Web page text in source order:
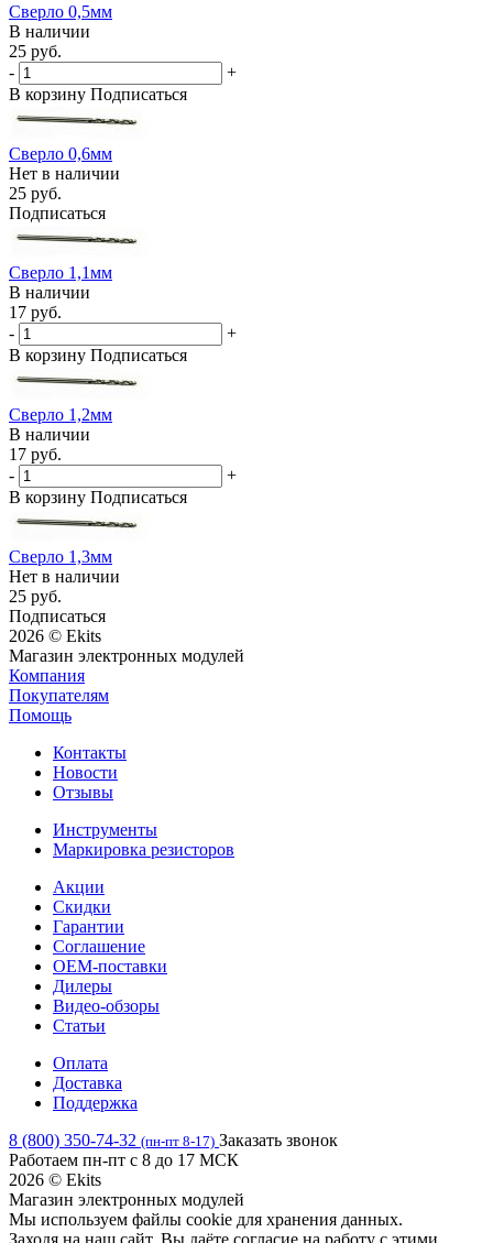
Сверло 0,5мм
В наличии
25 руб.
-
+
В корзину Подписаться
Сверло 0,6мм
Нет в наличии
25 руб.
Подписаться
Сверло 1,1мм
В наличии
17 руб.
-
+
В корзину Подписаться
Сверло 1,2мм
В наличии
17 руб.
-
+
В корзину Подписаться
Сверло 1,3мм
Нет в наличии
25 руб.
Подписаться
2026 © Ekits
Магазин электронных модулей
Компания
Покупателям
Помощь
Контакты
Новости
Отзывы
Инструменты
Маркировка резисторов
Акции
Скидки
Гарантии
Соглашение
OEM-поставки
Дилеры
Видео-обзоры
Статьи
Оплата
Доставка
Поддержка
8 (800) 350-74-32 (пн-пт 8-17) Заказать звонок
Работаем пн-пт с 8 до 17 МСК
2026 © Ekits
Магазин электронных модулей
Мы используем файлы cookie для хранения данных.
Заходя на наш сайт, Вы даёте согласие на работу с этими